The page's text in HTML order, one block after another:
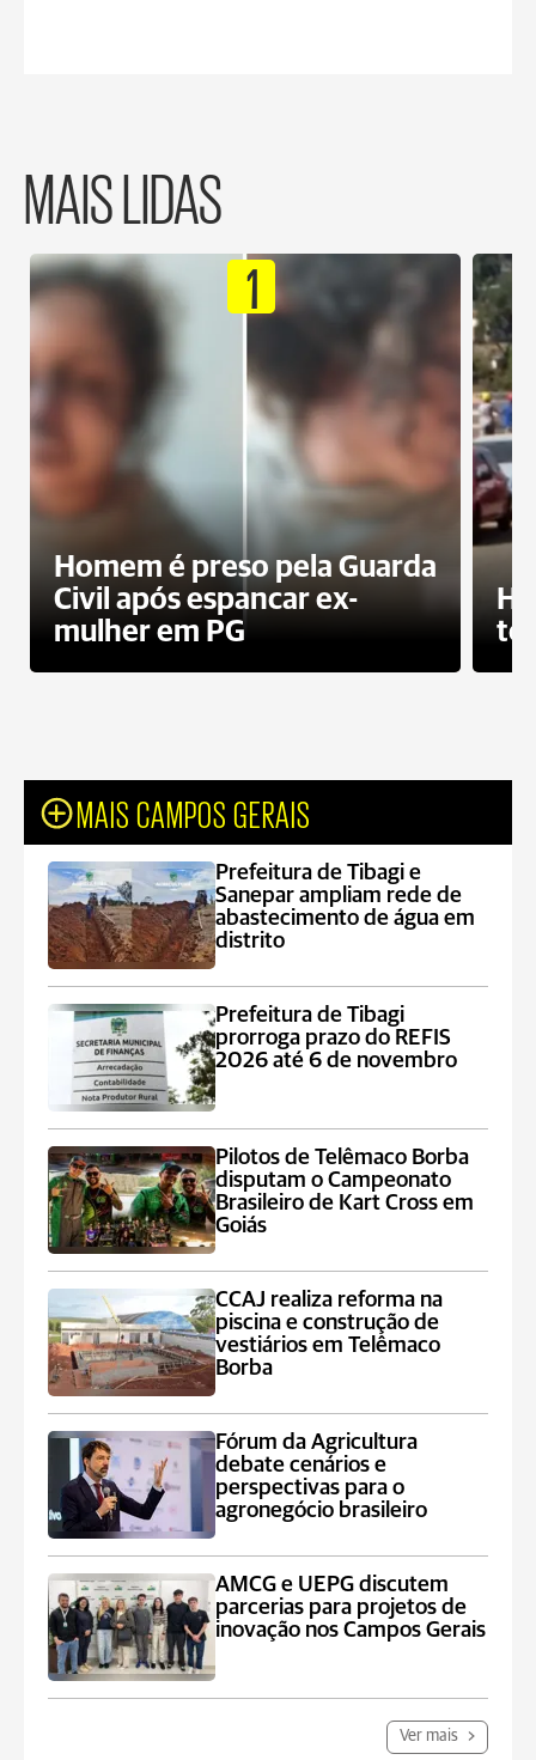
MAIS LIDAS
1
Homem é preso pela Guarda
Civil após espancar ex-
mulher em PG
MAIS CAMPOS GERAIS
Prefeitura de Tibagi e
Sanepar ampliam rede de
abastecimento de água em
distrito
Prefeitura de Tibagi
prorroga prazo do REFIS
2026 até 6 de novembro
Pilotos de Telêmaco Borba
disputam o Campeonato
Brasileiro de Kart Cross em
Goiás
CCAJ realiza reforma na
piscina e construção de
vestiários em Telêmaco
Borba
Fórum da Agricultura
debate cenários e
perspectivas para o
agronegócio brasileiro
AMCG e UEPG discutem
parcerias para projetos de
inovação nos Campos Gerais
Ver mais